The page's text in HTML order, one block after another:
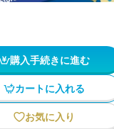
購入手続きに進む
カートに入れる
お気に入り